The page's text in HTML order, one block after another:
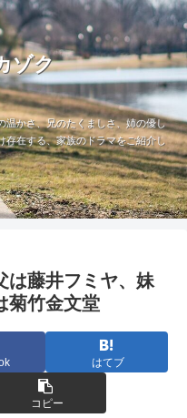
ゾク
温かさ、兄のたくましさ、姉の優し
在する、家族のドラマをご紹介し
は藤井フミヤ、妹
菊竹金文堂
はてブ
コピー